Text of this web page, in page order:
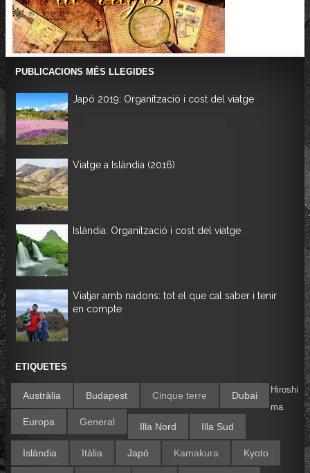
PUBLICACIONS MÉS LLEGIDES
Japó 2019: Organització i cost del viatge
Viatge a Islàndia (2016)
Islàndia: Organització i cost del viatge
Viatjar amb nadons: tot el que cal saber i tenir
en compte
ETIQUETES
Austràlia Budapest Cinque terre Dubai
Europa General
Hiroshi
ma
Illa Nord Illa Sud
Islàndia Itàlia Japó Kamakura Kyoto